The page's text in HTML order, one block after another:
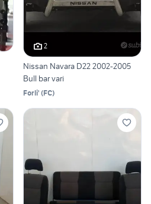
2
Nissan Navara D22 2002-2005
Bull bar vari
Forli' (FC)